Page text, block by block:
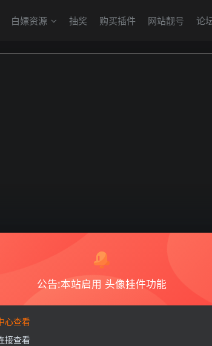
白嫖资源 抽奖 购买插件 网站靓号 论
公告:本站启用 头像挂件功能
心查看
接查看